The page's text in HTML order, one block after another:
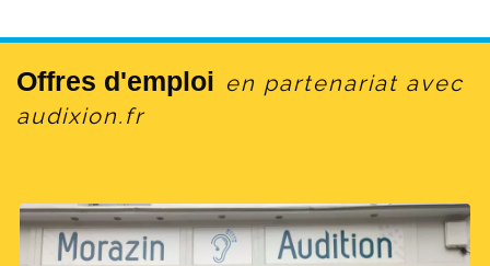
Offres d'emploi en partenariat avec
audixion.fr